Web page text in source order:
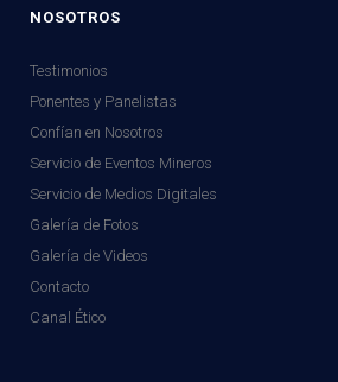
NOSOTROS
Testimonios
Ponentes y Panelistas
Confían en Nosotros
Servicio de Eventos Mineros
Servicio de Medios Digitales
Galería de Fotos
Galería de Videos
Contacto
Canal Ético